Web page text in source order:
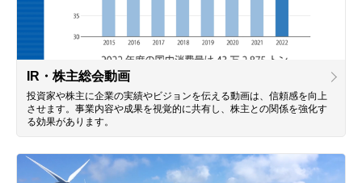
IR・株主総会動画
投資家や株主に企業の実績やビジョンを伝える動画は、信頼感を向上
させます。事業内容や成果を視覚的に共有し、株主との関係を強化す
る効果があります。